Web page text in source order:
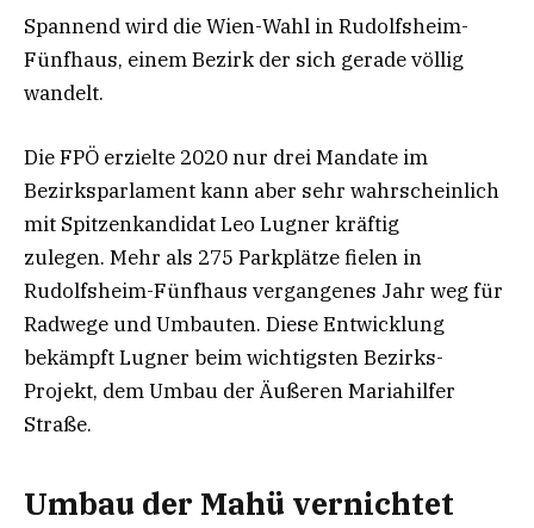
Spannend wird die Wien-Wahl in Rudolfsheim-
Fünfhaus, einem Bezirk der sich gerade völlig
wandelt.
Die FPÖ erzielte 2020 nur drei Mandate im
Bezirksparlament kann aber sehr wahrscheinlich
mit Spitzenkandidat Leo Lugner kräftig
zulegen. Mehr als 275 Parkplätze fielen in
Rudolfsheim-Fünfhaus vergangenes Jahr weg für
Radwege und Umbauten. Diese Entwicklung
bekämpft Lugner beim wichtigsten Bezirks-
Projekt, dem Umbau der Äußeren Mariahilfer
Straße.
Umbau der Mahü vernichtet